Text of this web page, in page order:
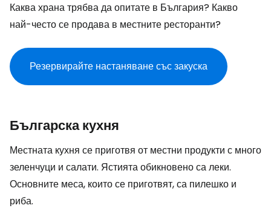
Каква храна трябва да опитате в България? Какво
най-често се продава в местните ресторанти?
Резервирайте настаняване със закуска
Българска кухня
Местната кухня се приготвя от местни продукти с много
зеленчуци и салати. Ястията обикновено са леки.
Основните меса, които се приготвят, са пилешко и
риба.